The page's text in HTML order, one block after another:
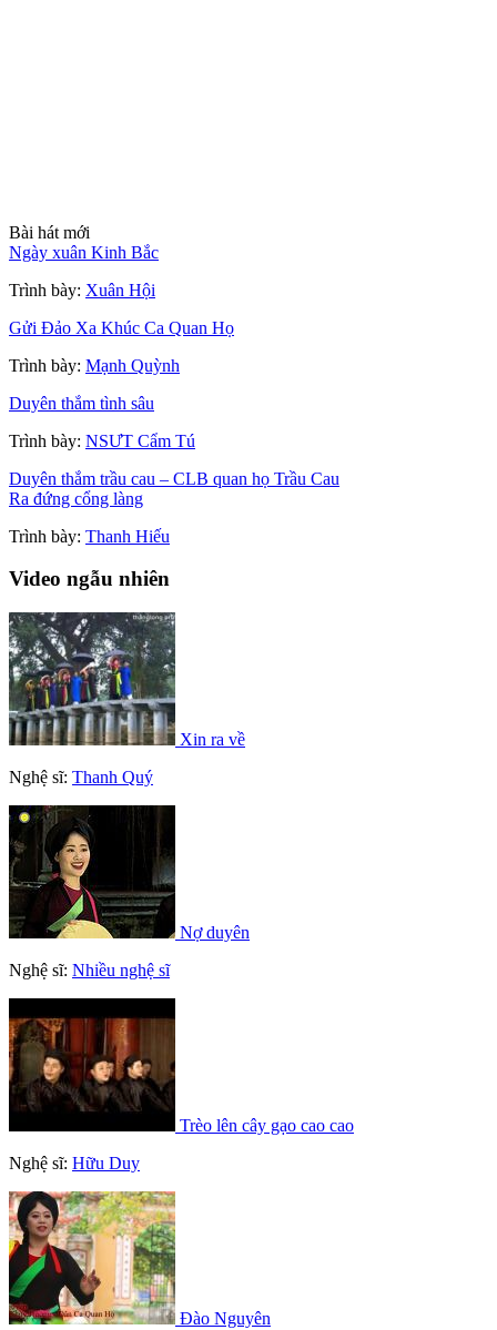
Bài hát mới
Ngày xuân Kinh Bắc
Trình bày: Xuân Hội
Gửi Đảo Xa Khúc Ca Quan Họ
Trình bày: Mạnh Quỳnh
Duyên thắm tình sâu
Trình bày: NSƯT Cẩm Tú
Duyên thắm trầu cau – CLB quan họ Trầu Cau
Ra đứng cổng làng
Trình bày: Thanh Hiếu
Video ngẫu nhiên
Xin ra về
Nghệ sĩ: Thanh Quý
Nợ duyên
Nghệ sĩ: Nhiều nghệ sĩ
Trèo lên cây gạo cao cao
Nghệ sĩ: Hữu Duy
Đào Nguyên